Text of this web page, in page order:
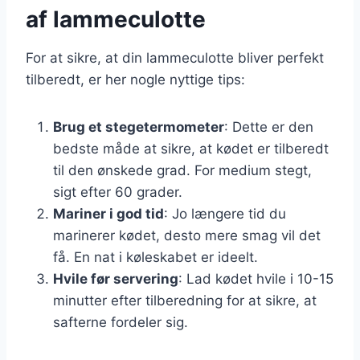
af lammeculotte
For at sikre, at din lammeculotte bliver perfekt
tilberedt, er her nogle nyttige tips:
Brug et stegetermometer: Dette er den
bedste måde at sikre, at kødet er tilberedt
til den ønskede grad. For medium stegt,
sigt efter 60 grader.
Mariner i god tid: Jo længere tid du
marinerer kødet, desto mere smag vil det
få. En nat i køleskabet er ideelt.
Hvile før servering: Lad kødet hvile i 10-15
minutter efter tilberedning for at sikre, at
safterne fordeler sig.